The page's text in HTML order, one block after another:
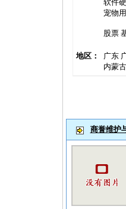
软件
宠物
股票
地区： 广东
内蒙古
商誉维护